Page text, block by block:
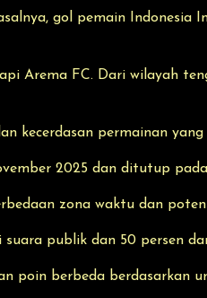
gol pemain Indonesia
Arema FC. Dari wilayah
kecerdasan permainan
2025 dan ditutup
zona waktu dan
publik dan 50 persen
poin berbeda berdasarkan